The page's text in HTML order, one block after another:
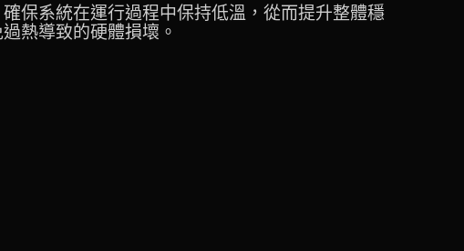
保系統在運行過程中保持低溫，從而提升整體穩
熱導致的硬體損壞。